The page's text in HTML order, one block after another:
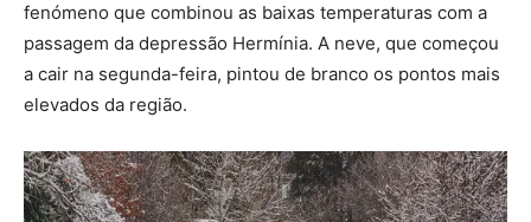
fenómeno que combinou as baixas temperaturas com a
passagem da depressão Hermínia. A neve, que começou
a cair na segunda-feira, pintou de branco os pontos mais
elevados da região.